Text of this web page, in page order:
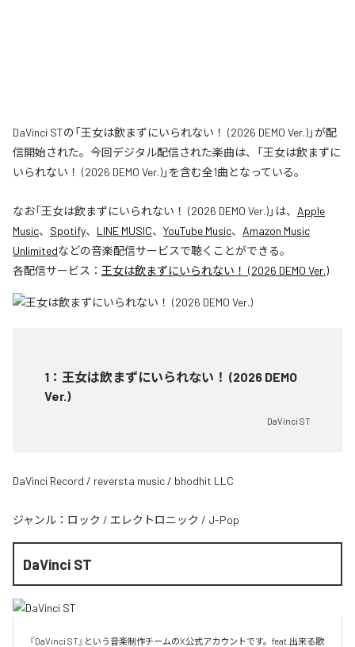
DaVinci STの「王女は飲まずにいられない！ (2026 DEMO Ver.)」が配
信開始された。今回デジタル配信された楽曲は、「王女は飲まずに
いられない！ (2026 DEMO Ver.)」を含む全1曲となっている。
なお「王女は飲まずにいられない！ (2026 DEMO Ver.)」は、 Apple
Music、 Spotify、 LINE MUSIC、 YouTube Music、 Amazon Music
Unlimitedなどの音楽配信サービスで聴くことができる。
各配信サービス： 王女は飲まずにいられない！ (2026 DEMO Ver.)
1 ： 王女は飲まずにいられない！ (2026 DEMO
Ver.)
DaVinci ST
DaVinci Record / reversta music / bhodhit LLC
ジャンル： ロック / エレクトロニック / J-Pop
DaVinci ST
『DaVinci ST』という音楽制作チームのX公式アカウントです。feat.出来る歌